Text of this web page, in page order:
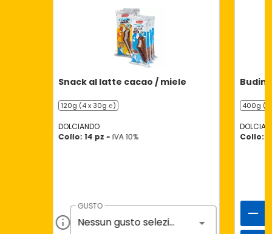
Snack al latte cacao / miele
120g (4 x 30g ℮)
DOLCIANDO
Collo: 14 pz - IVA 10%
GUSTO
Nessun gusto selezionato
400g (4
Collo: